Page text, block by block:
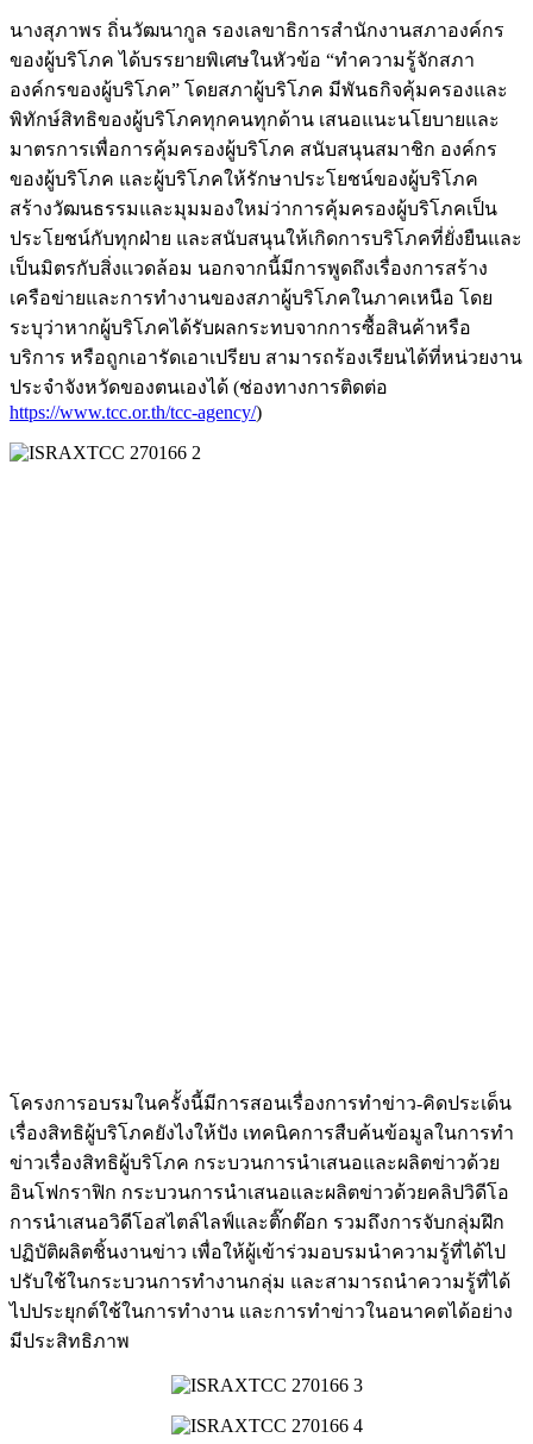
นางสุภาพร ถิ่นวัฒนากูล รองเลขาธิการสำนักงานสภาองค์กร
ของผู้บริโภค ได้บรรยายพิเศษในหัวข้อ “ทำความรู้จักสภา
องค์กรของผู้บริโภค” โดยสภาผู้บริโภค มีพันธกิจคุ้มครองและ
พิทักษ์สิทธิของผู้บริโภคทุกคนทุกด้าน เสนอแนะนโยบายและ
มาตรการเพื่อการคุ้มครองผู้บริโภค สนับสนุนสมาชิก องค์กร
ของผู้บริโภค และผู้บริโภคให้รักษาประโยชน์ของผู้บริโภค
สร้างวัฒนธรรมและมุมมองใหม่ว่าการคุ้มครองผู้บริโภคเป็น
ประโยชน์กับทุกฝ่าย และสนับสนุนให้เกิดการบริโภคที่ยั่งยืนและ
เป็นมิตรกับสิ่งแวดล้อม นอกจากนี้มีการพูดถึงเรื่องการสร้าง
เครือข่ายและการทำงานของสภาผู้บริโภคในภาคเหนือ โดย
ระบุว่าหากผู้บริโภคได้รับผลกระทบจากการซื้อสินค้าหรือ
บริการ หรือถูกเอารัดเอาเปรียบ สามารถร้องเรียนได้ที่หน่วยงาน
ประจำจังหวัดของตนเองได้ (ช่องทางการติดต่อ
https://www.tcc.or.th/tcc-agency/)
โครงการอบรมในครั้งนี้มีการสอนเรื่องการทำข่าว-คิดประเด็น
เรื่องสิทธิผู้บริโภคยังไงให้ปัง เทคนิคการสืบค้นข้อมูลในการทำ
ข่าวเรื่องสิทธิผู้บริโภค กระบวนการนำเสนอและผลิตข่าวด้วย
อินโฟกราฟิก กระบวนการนำเสนอและผลิตข่าวด้วยคลิปวิดีโอ
การนำเสนอวิดีโอสไตล์ไลฟ์และติ๊กต๊อก รวมถึงการจับกลุ่มฝึก
ปฏิบัติผลิตชิ้นงานข่าว เพื่อให้ผู้เข้าร่วมอบรมนำความรู้ที่ได้ไป
ปรับใช้ในกระบวนการทำงานกลุ่ม และสามารถนำความรู้ที่ได้
ไปประยุกต์ใช้ในการทำงาน และการทำข่าวในอนาคตได้อย่าง
มีประสิทธิภาพ